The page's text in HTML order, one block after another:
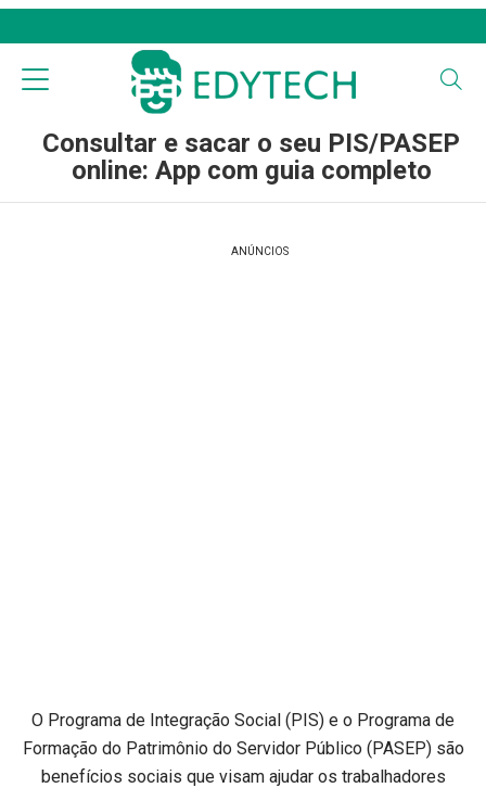
Consultar e sacar o seu PIS/PASEP
online: App com guia completo
ANÚNCIOS
O Programa de Integração Social (PIS) e o Programa de
Formação do Patrimônio do Servidor Público (PASEP) são
benefícios sociais que visam ajudar os trabalhadores